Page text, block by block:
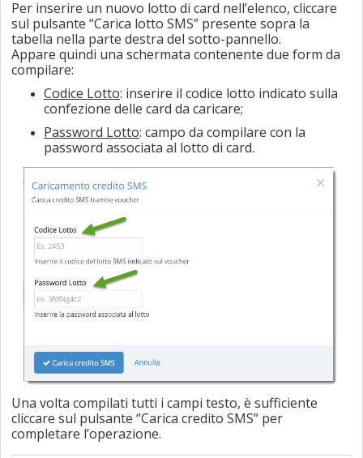
Per inserire un nuovo lotto di card nell’elenco, cliccare
sul pulsante “Carica lotto SMS” presente sopra la
tabella nella parte destra del sotto-pannello.
Appare quindi una schermata contenente due form da
compilare:
Codice Lotto: inserire il codice lotto indicato sulla
confezione delle card da caricare;
Password Lotto: campo da compilare con la
password associata al lotto di card.
Una volta compilati tutti i campi testo, è sufficiente
cliccare sul pulsante “Carica credito SMS” per
completare l’operazione.